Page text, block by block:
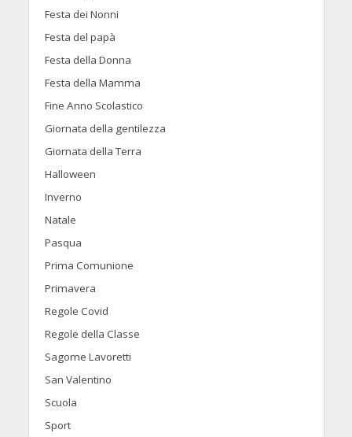
Festa dei Nonni
Festa del papà
Festa della Donna
Festa della Mamma
Fine Anno Scolastico
Giornata della gentilezza
Giornata della Terra
Halloween
Inverno
Natale
Pasqua
Prima Comunione
Primavera
Regole Covid
Regole della Classe
Sagome Lavoretti
San Valentino
Scuola
Sport